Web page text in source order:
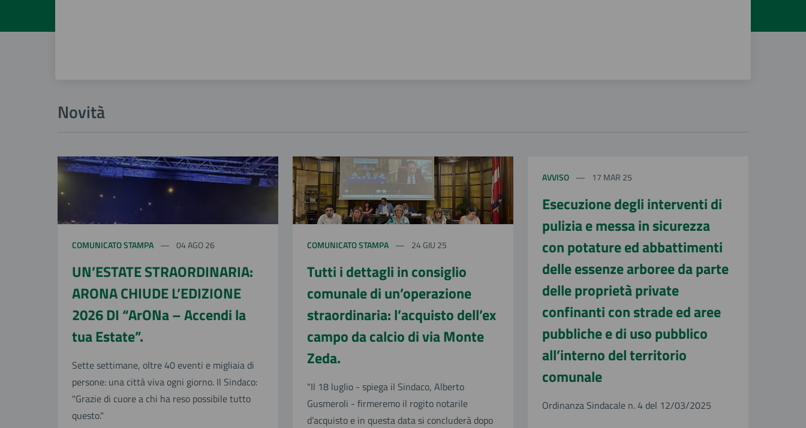
Novità
COMUNICATO STAMPA 04 AGO 26
UN’ESTATE STRAORDINARIA:
ARONA CHIUDE L’EDIZIONE
2026 DI “ArONa – Accendi la
tua Estate”.
Sette settimane, oltre 40 eventi e migliaia di
persone: una città viva ogni giorno. Il Sindaco:
"Grazie di cuore a chi ha reso possibile tutto
questo."
COMUNICATO STAMPA 24 GIU 25
Tutti i dettagli in consiglio
comunale di un’operazione
straordinaria: l’acquisto dell’ex
campo da calcio di via Monte
Zeda.
"Il 18 luglio - spiega il Sindaco, Alberto
Gusmeroli - firmeremo il rogito notarile
d’acquisto e in questa data si concluderà dopo
AVVISO 17 MAR 25
Esecuzione degli interventi di
pulizia e messa in sicurezza
con potature ed abbattimenti
delle essenze arboree da parte
delle proprietà private
confinanti con strade ed aree
pubbliche e di uso pubblico
all’interno del territorio
comunale
Ordinanza Sindacale n. 4 del 12/03/2025